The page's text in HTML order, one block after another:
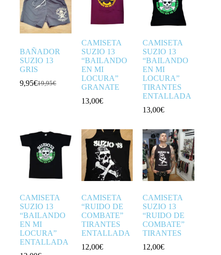
BAÑADOR
SUZIO 13
GRIS
19,95€
El
9,95€El
CAMISETA
SUZIO 13
“BAILANDO
EN MI
LOCURA”
GRANATE
13,00€
CAMISETA
SUZIO 13
“BAILANDO
EN MI
LOCURA”
TIRANTES
ENTALLADA
13,00€
CAMISETA
SUZIO 13
“BAILANDO
EN MI
LOCURA”
ENTALLADA
CAMISETA
“RUIDO DE
COMBATE”
TIRANTES
ENTALLADA
12,00€
CAMISETA
SUZIO 13
“RUIDO DE
COMBATE”
TIRANTES
12,00€